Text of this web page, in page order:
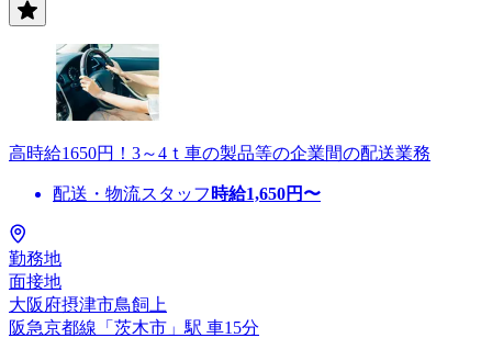
高時給1650円！3～4ｔ車の製品等の企業間の配送業務
配送・物流スタッフ 時給1,650円〜
勤務地
面接地
大阪府摂津市鳥飼上
阪急京都線「茨木市」駅 車15分